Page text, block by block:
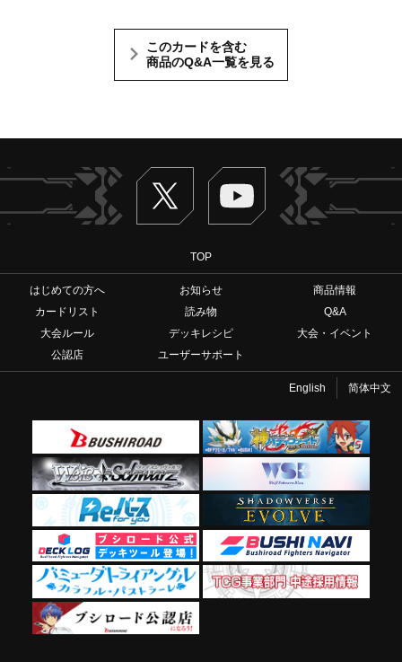
このカードを含む
商品のQ&A一覧を見る
Twitter ヴァンガードch
TOP
はじめての方へ お知らせ
商品情報
カードリスト
読み物
Q&A
大会ルール
デッキレシピ
大会・イベント
公認店
ユーザーサポート
English 简体中文